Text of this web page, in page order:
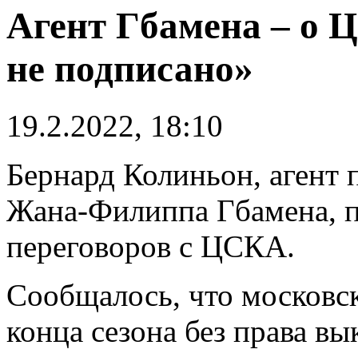
Агент Гбамена – о
не подписано»
19.2.2022, 18:10
Бернард Колиньон, агент
Жана-Филиппа Гбамена,
переговоров с ЦСКА.
Сообщалось, что
конца сезона без права